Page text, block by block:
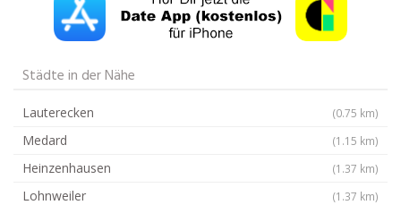
Städte in der Nähe
Lauterecken (0.75 km)
Medard (1.15 km)
Heinzenhausen (1.37 km)
Lohnweiler (1.37 km)